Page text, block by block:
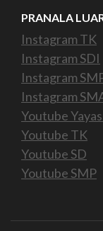
PRANALA
Instagram TK
Instagram SDI
Instagram
Instagram
Youtube
Youtube TK
Youtube SD
Youtube SMP